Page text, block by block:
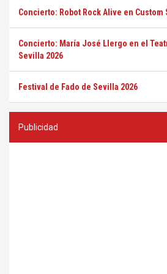
Concierto: Robot Rock Alive en Custom
Concierto: María José Llergo en el
Sevilla 2026
Festival de Fado de Sevilla 2026
Publicidad